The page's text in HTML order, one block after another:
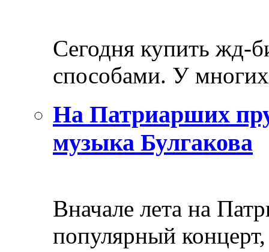
Сегодня купить жд-
способами. У
На Патриарших
музыка Булгакова
Вначале лета на
популярный